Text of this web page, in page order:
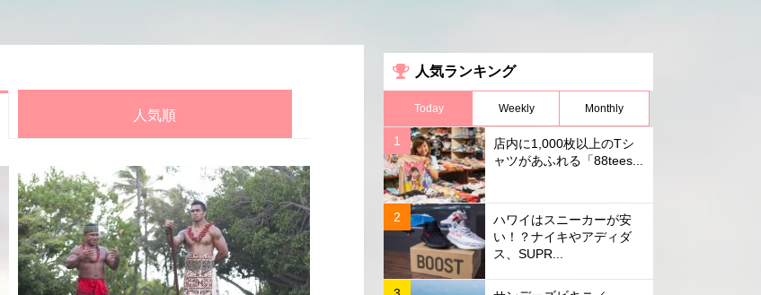
人気順
人気ランキング
Today Weekly Monthly
店内に1,000枚以上のTシ
ャツがあふれる「88tees...
ハワイはスニーカーが安
い！？ナイキやアディダ
ス、SUPR...